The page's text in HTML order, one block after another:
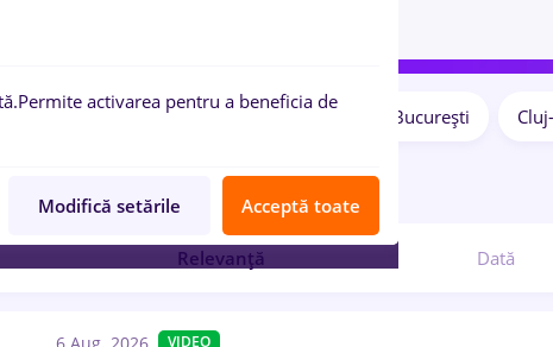
București
locuri de munca
Relevanță Dată
VIDEO
Permite activarea pentru a beneficia de
Modifică setările Acceptă toate